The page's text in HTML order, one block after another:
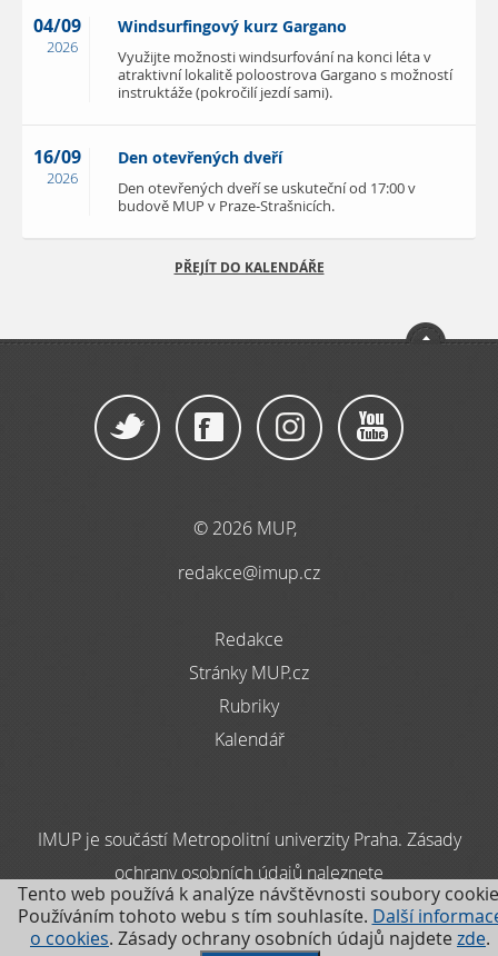
04/09
2026
Windsurfingový kurz Gargano
Využijte možnosti windsurfování na konci léta v
atraktivní lokalitě poloostrova Gargano s možností
instruktáže (pokročilí jezdí sami).
16/09
2026
Den otevřených dveří
Den otevřených dveří se uskuteční od 17:00 v
budově MUP v Praze-Strašnicích.
PŘEJÍT DO KALENDÁŘE
© 2026 MUP,
redakce@imup.cz
Redakce
Stránky MUP.cz
Rubriky
Kalendář
IMUP je součástí Metropolitní univerzity Praha. Zásady
ochrany osobních údajů naleznete
zde
.
Tento web používá k analýze návštěvnosti soubory
Používáním tohoto webu s tím souhlasíte. Další
o cookies. Zásady ochrany osobních údajů najdetezde.